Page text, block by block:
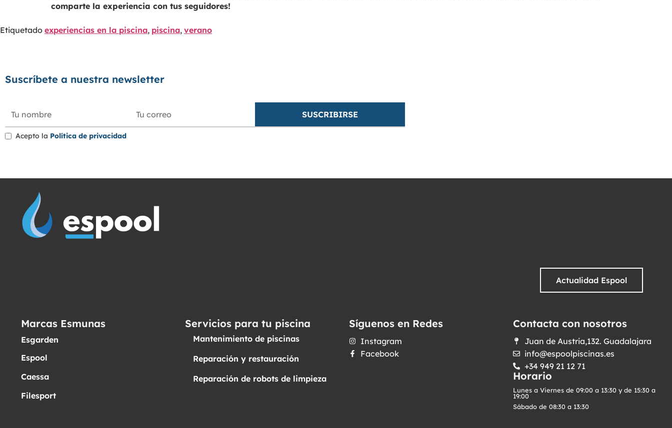
comparte la experiencia con tus seguidores!
Etiquetado experiencias en la piscina, piscina, verano
Suscríbete a nuestra newsletter
Acepto la Política de privacidad
Actualidad Espool
Marcas Esmunas
Esgarden
Espool
Caessa
Filesport
Servicios para tu piscina
Mantenimiento de piscinas
Reparación y restauración
Reparación de robots de limpieza
Síguenos en Redes
Instagram
Facebook
Contacta con nosotros
Juan de Austria,132. Guadalajara
info@espoolpiscinas.es
+34 949 21 12 71
Horario
Lunes a Viernes de 09:00 a 13:30 y de 15:30 a
19:00
Sábado de 08:30 a 13:30